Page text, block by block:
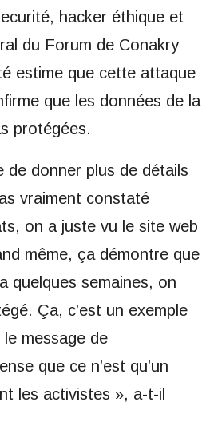
hacker éthique et
du Forum de Conakry
estime que cette attaque
que les données de la
protégées.
de donner plus de détails
vraiment constaté
on a juste vu le site web
même, ça démontre que
quelques semaines, on
Ça, c’est un exemple
message de
que ce n’est qu’un
les activistes », a-t-il